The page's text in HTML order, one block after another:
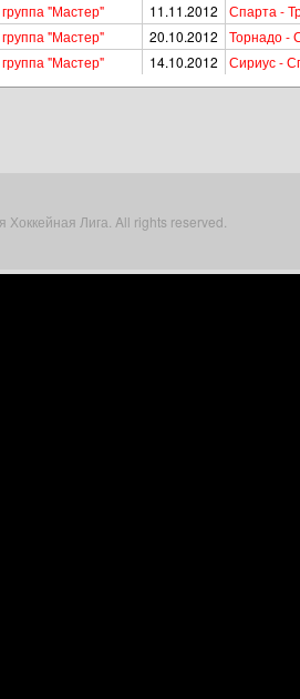
"Мастер"
11.11.2012
Спарта -
"Мастер"
20.10.2012
Торнадо -
"Мастер"
14.10.2012 Сириус -
Лига. All rights reserved.